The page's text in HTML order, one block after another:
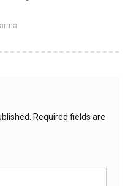
Required fields are